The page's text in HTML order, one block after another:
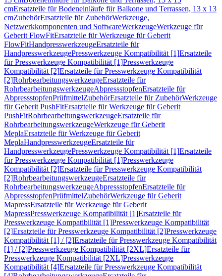
cmErsatzteile für Bodeneinläufe für Balkone und Terrassen, 13 x 13
cmZubehörErsatzteile für ZubehörWerkzeuge,
Netzwerkkomponenten und SoftwareWerkzeugeWerkzeuge für
Geberit FlowFitErsatzteile für Werkzeuge für Geberit
FlowFitHandpresswerkzeugeErsatzteile für
HandpresswerkzeugePresswerkzeuge Kompatibilität [1]Ersatzteile
für Presswerkzeuge Kompatibilität [1]Presswerkzeuge
Kompatibilität [2]Ersatzteile für Presswerkzeuge Kompatibilität
[2]RohrbearbeitungswerkzeugeErsatzteile für
RohrbearbeitungswerkzeugeAbpressstopfenErsatzteile für
AbpressstopfenPrüfmittelZubehörErsatzteile für ZubehörWerkzeuge
für Geberit PushFitErsatzteile für Werkzeuge für Geberit
PushFitRohrbearbeitungswerkzeugeErsatzteile für
RohrbearbeitungswerkzeugeWerkzeuge für Geberit
MeplaErsatzteile für Werkzeuge für Geberit
MeplaHandpresswerkzeugeErsatzteile für
HandpresswerkzeugePresswerkzeuge Kompatibilität [1]Ersatzteile
für Presswerkzeuge Kompatibilität [1]Presswerkzeuge
Kompatibilität [2]Ersatzteile für Presswerkzeuge Kompatibilität
[2]RohrbearbeitungswerkzeugeErsatzteile für
RohrbearbeitungswerkzeugeAbpressstopfenErsatzteile für
AbpressstopfenPrüfmittelZubehörWerkzeuge für Geberit
MapressErsatzteile für Werkzeuge für Geberit
MapressPresswerkzeuge Kompatibilität [1]Ersatzteile für
Presswerkzeuge Kompatibilität [1]Presswerkzeuge Kompatibilität
[2]Ersatzteile für Presswerkzeuge Kompatibilität [2]Presswerkzeuge
Kompatibilität [1] / [2]Ersatzteile für Presswerkzeuge Kompatibilität
[1] / [2]Presswerkzeuge Kompatibilität [2XL]Ersatzteile für
Presswerkzeuge Kompatibilität [2XL]Presswerkzeuge
Kompatibilität [4]Ersatzteile für Presswerkzeuge Kompatibilität